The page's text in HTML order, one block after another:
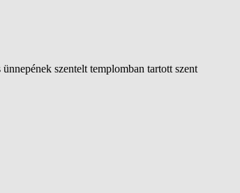
szentelt templomban tartott szent